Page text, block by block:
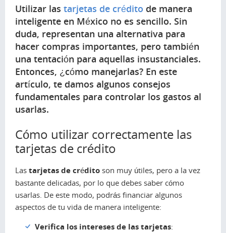
Utilizar las tarjetas de crédito de manera
inteligente en México no es sencillo. Sin
duda, representan una alternativa para
hacer compras importantes, pero también
una tentación para aquellas insustanciales.
Entonces, ¿cómo manejarlas? En este
artículo, te damos algunos consejos
fundamentales para controlar los gastos al
usarlas.
Cómo utilizar correctamente las
tarjetas de crédito
Las tarjetas de crédito son muy útiles, pero a la vez
bastante delicadas, por lo que debes saber cómo
usarlas. De este modo, podrás financiar algunos
aspectos de tu vida de manera inteligente:
Verifica los intereses de las tarjetas: